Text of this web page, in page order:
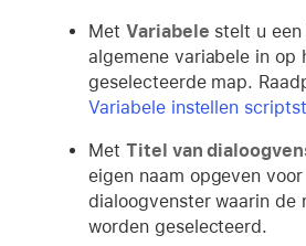
Met Variabele stelt u
algemene variabele in op
geselecteerde map.
Variabele instellen
Met Titel van
eigen naam opgeven
dialoogvenster waarin de
worden geselecteerd.